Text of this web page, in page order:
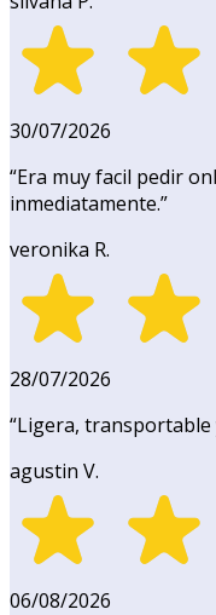
30/07/2026
“Era muy facil pedir
inmediatamente.”
veronika R.
28/07/2026
“Ligera, transportable
agustin V.
06/08/2026